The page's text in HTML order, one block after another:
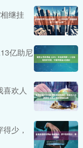
继挂
亿助尼
欢人
少，